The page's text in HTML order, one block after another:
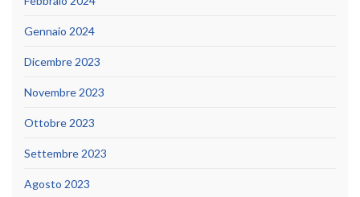
Gennaio 2024
Dicembre 2023
Novembre 2023
Ottobre 2023
Settembre 2023
Agosto 2023